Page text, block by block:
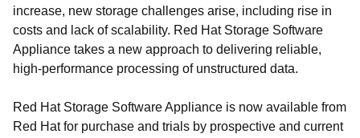
increase, new storage challenges arise, including rise in
costs and lack of scalability. Red Hat Storage Software
Appliance takes a new approach to delivering reliable,
high-performance processing of unstructured data.
Red Hat Storage Software Appliance is now available from
Red Hat for purchase and trials by prospective and current